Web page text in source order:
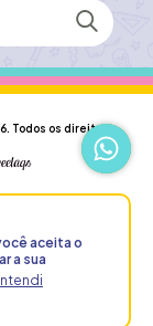
aceita o
a sua
Todos os direitos